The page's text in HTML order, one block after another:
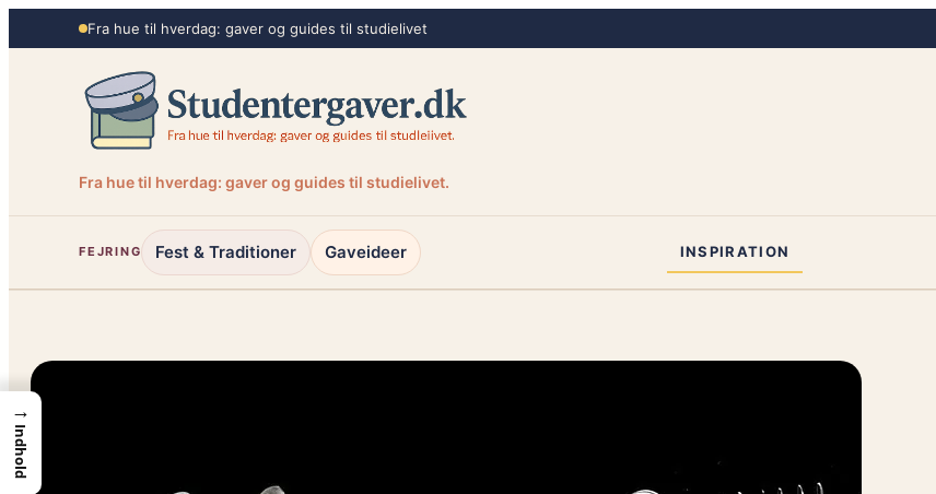
til
Fra hue til hverdag: gaver og guides til studielivet
Fra hue til hverdag: gaver og guides til studielivet.
FEJRING Fest & Traditioner Gaveideer INSPIRATION
→
Indhold